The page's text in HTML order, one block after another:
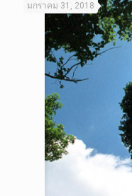
มกราคม 31, 2018